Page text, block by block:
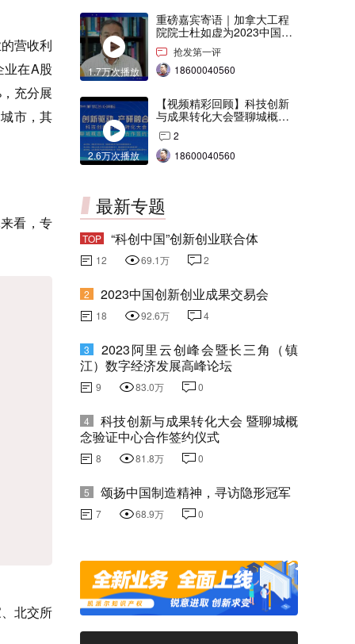
营收利
业在A股
充分展
市，其
看，专
北交所
1.7万次播放
重磅嘉宾寄语｜加拿大工程
院院士杜如虚为2023中国创
交会打Call！
抢发第一评
18600040560
2.6万次播放
【视频精彩回顾】科技创新
与成果转化大会暨聊城概念
验证中心合作签约仪式
2
18600040560
最新专题
TOP “科创中国”创新创业联合体
12 69.1万 2
2 2023中国创新创业成果交易会
18 92.6万 4
3
2023阿里云创峰会暨长三角（镇
江）数字经济发展高峰论坛
9 83.0万 0
4
科技创新与成果转化大会 暨聊城概
念验证中心合作签约仪式
8 81.8万 0
5 颂扬中国制造精神，寻访隐形冠军
7 68.9万 0